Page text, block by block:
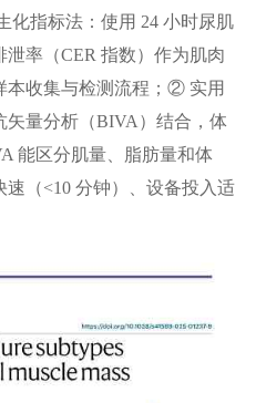
指标法：使用 24 小时尿肌
率（CER 指数）作为肌肉
本收集与检测流程；② 实用
矢量分析（BIVA）结合，体
能区分肌量、脂肪量和体
（<10 分钟）、设备投入适